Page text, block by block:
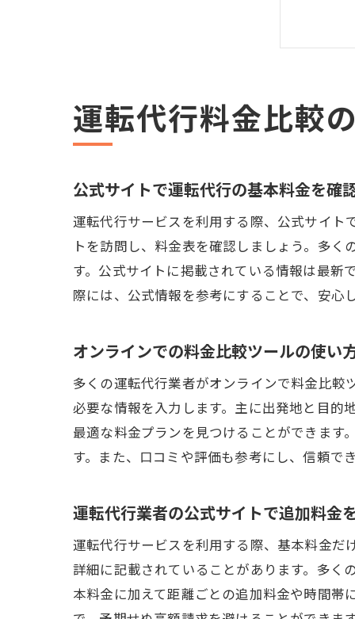
見
運
運転代行料金比較
公式サイトで運転代行の基本料金を確
運転代行サービスを利用する際、公式サイト
トを訪問し、料金表を確認しましょう。多
す。公式サイトに掲載されている情報は最新
際には、公式情報を参考にすることで、安心
オンラインでの料金比較ツールの使い
多くの運転代行業者がオンラインで料金比較
必要な情報を入力します。主に出発地と目的
最適な料金プランを見つけることができま
す。また、口コミや評価も参考にし、信頼で
運転代行業者の公式サイトで追加料金
運転代行サービスを利用する際、基本料金だ
詳細に記載されていることがあります。多く
本料金に加えて距離ごとの追加料金や時間